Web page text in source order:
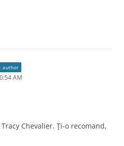
author
AM
Chevalier. Ţi-o recomand,